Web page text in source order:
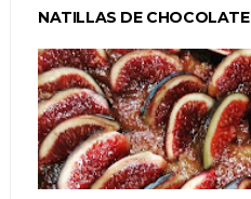
NATILLAS DE CHOCOLATE